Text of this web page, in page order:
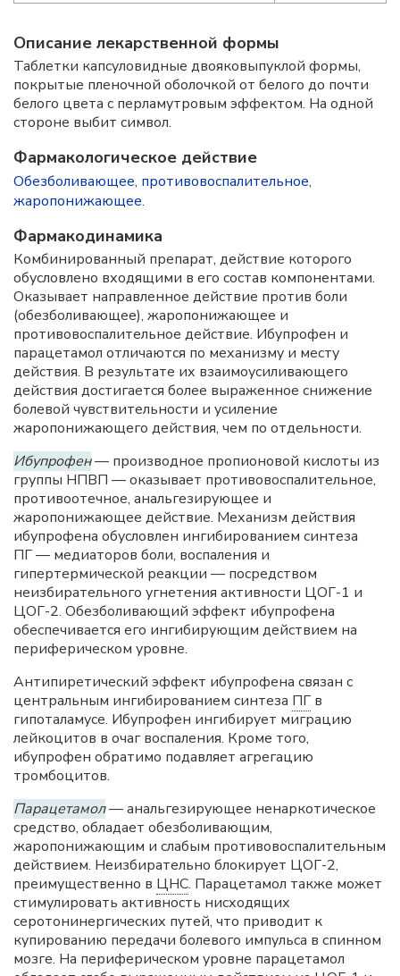
Описание лекарственной формы
Таблетки капсуловидные двояковыпуклой формы,
покрытые пленочной оболочкой от белого до почти
белого цвета с перламутровым эффектом. На одной
стороне выбит символ.
Фармакологическое действие
Обезболивающее, противовоспалительное,
жаропонижающее.
Фармакодинамика
Комбинированный препарат, действие которого
обусловлено входящими в его состав компонентами.
Оказывает направленное действие против боли
(обезболивающее), жаропонижающее и
противовоспалительное действие. Ибупрофен и
парацетамол отличаются по механизму и месту
действия. В результате их взаимоусиливающего
действия достигается более выраженное снижение
болевой чувствительности и усиление
жаропонижающего действия, чем по отдельности.
Ибупрофен— производное пропионовой кислоты из
группы НПВП — оказывает противовоспалительное,
противоотечное, анальгезирующее и
жаропонижающее действие. Механизм действия
ибупрофена обусловлен ингибированием синтеза
ПГ — медиаторов боли, воспаления и
гипертермической реакции — посредством
неизбирательного угнетения активности ЦОГ-1 и
ЦОГ-2. Обезболивающий эффект ибупрофена
обеспечивается его ингибирующим действием на
периферическом уровне.
Антипиретический эффект ибупрофена связан с
центральным ингибированием синтеза ПГ в
гипоталамусе. Ибупрофен ингибирует миграцию
лейкоцитов в очаг воспаления. Кроме того,
ибупрофен обратимо подавляет агрегацию
тромбоцитов.
Парацетамол— анальгезирующее ненаркотическое
средство, обладает обезболивающим,
жаропонижающим и слабым противовоспалительным
действием. Неизбирательно блокирует ЦОГ-2,
преимущественно в ЦНС. Парацетамол также может
стимулировать активность нисходящих
серотонинергических путей, что приводит к
купированию передачи болевого импульса в спинном
мозге. На периферическом уровне парацетамол